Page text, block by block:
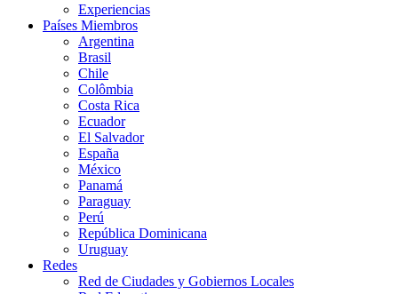
Experiencias
Países Miembros
Argentina
Brasil
Chile
Colômbia
Costa Rica
Ecuador
El Salvador
España
México
Panamá
Paraguay
Perú
República Dominicana
Uruguay
Redes
Red de Ciudades y Gobiernos Locales